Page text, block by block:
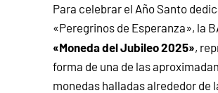
Para celebrar el Año Santo
«Peregrinos de Esperanza», la
«Moneda del Jubileo 2025»,
forma de una de las
monedas halladas alrededor de